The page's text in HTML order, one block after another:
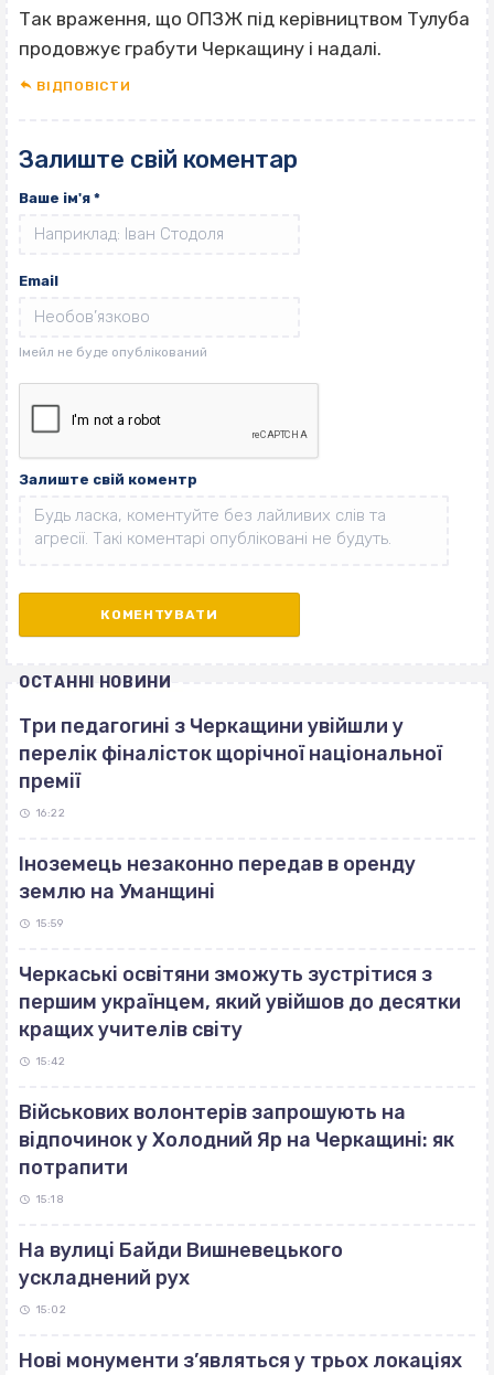
Так враження, що ОПЗЖ під керівництвом Тулуба
продовжує грабути Черкащину і надалі.
ВІДПОВІCТИ
Залиште свій коментар
Ваше ім'я *
Email
Залиште свій коментр
ОСТАННІ НОВИНИ
Три педагогині з Черкащини увійшли у
перелік фіналісток щорічної національної
премії
16:22
Іноземець незаконно передав в оренду
землю на Уманщині
15:59
Черкаські освітяни зможуть зустрітися з
першим українцем, який увійшов до десятки
кращих учителів світу
15:42
Військових волонтерів запрошують на
відпочинок у Холодний Яр на Черкащині: як
потрапити
15:18
На вулиці Байди Вишневецького
ускладнений рух
15:02
Нові монументи з’являться у трьох локаціях